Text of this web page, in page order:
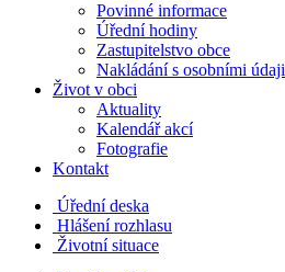
Povinné informace
Úřední hodiny
Zastupitelstvo obce
Nakládání s osobními údaji
Život v obci
Aktuality
Kalendář akcí
Fotografie
Kontakt
Úřední deska
Hlášení rozhlasu
Životní situace